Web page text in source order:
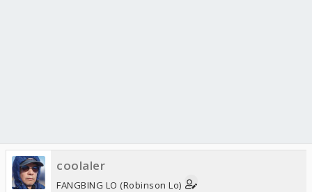
coolaler
FANGBING LO (Robinson Lo)